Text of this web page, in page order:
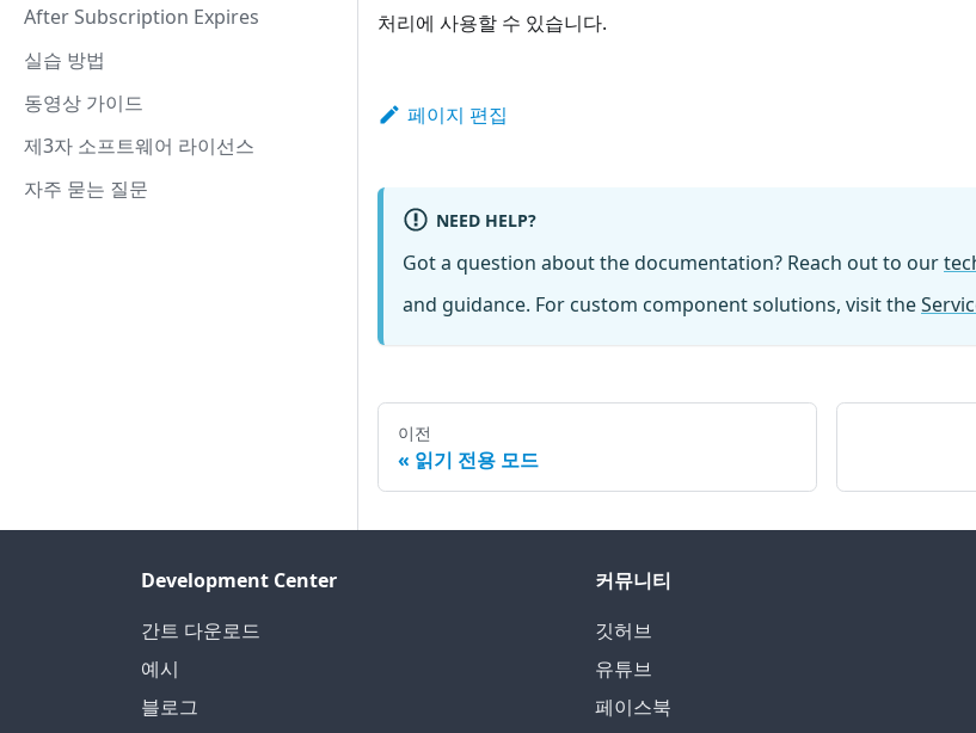
After Subscription Expires
실습 방법
동영상 가이드
제3자 소프트웨어 라이선스
자주 묻는 질문
처리에 사용할 수 있습니다.
페이지 편집
NEED HELP?
Got a question about the documentation? Reach out to our
and guidance. For custom component solutions, visit the
이전
읽기 전용 모드
Development Center
간트 다운로드
예시
블로그
커뮤니티
깃허브
유튜브
페이스북